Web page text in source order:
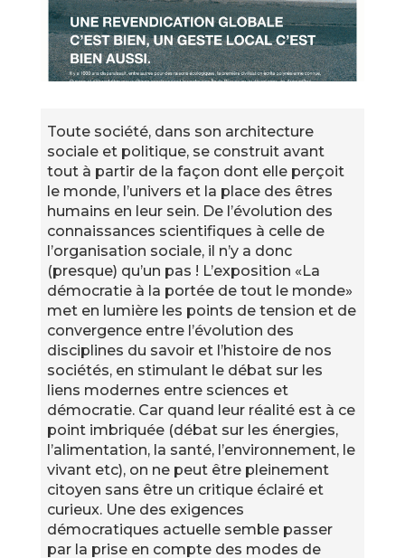
Toute société, dans son architecture
sociale et politique, se construit avant
tout à partir de la façon dont elle perçoit
le monde, l’univers et la place des êtres
humains en leur sein. De l’évolution des
connaissances scientifiques à celle de
l’organisation sociale, il n’y a donc
(presque) qu’un pas ! L’exposition «La
démocratie à la portée de tout le monde»
met en lumière les points de tension et de
convergence entre l’évolution des
disciplines du savoir et l’histoire de nos
sociétés, en stimulant le débat sur les
liens modernes entre sciences et
démocratie. Car quand leur réalité est à ce
point imbriquée (débat sur les énergies,
l’alimentation, la santé, l’environnement, le
vivant etc), on ne peut être pleinement
citoyen sans être un critique éclairé et
curieux. Une des exigences
démocratiques actuelle semble passer
par la prise en compte des modes de